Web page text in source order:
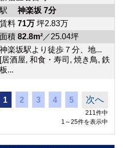
駅 神楽坂 7分
賃料 71万坪2.83万
面積 82.8m²／25.04坪
神楽坂駅より徒歩７分、地...
[居酒屋, 和食・寿司, 焼き鳥, 鉄
板...
1 2 3 4 5 次へ
211件中
1～25件を表示中